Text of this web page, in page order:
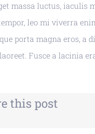
massa luctus, iaculis
leo mi viverra
porta magna eros, a
Fusce a lacinia
this post